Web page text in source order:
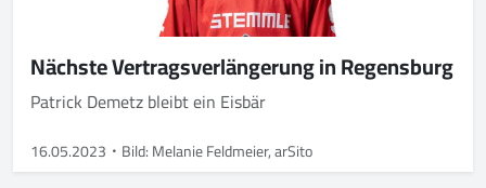
Nächste Vertragsverlängerung in Regensburg
Patrick Demetz bleibt ein Eisbär
16.05.2023 Bild: Melanie Feldmeier, arSito